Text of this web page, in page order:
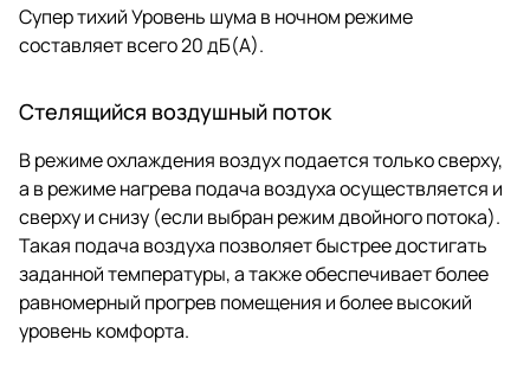
Супер тихий Уровень шума в ночном режиме
составляет всего 20 дБ(А).
Стелящийся воздушный поток
В режиме охлаждения воздух подается только сверху,
а в режиме нагрева подача воздуха осуществляется и
сверху и снизу (если выбран режим двойного потока).
Такая подача воздуха позволяет быстрее достигать
заданной температуры, а также обеспечивает более
равномерный прогрев помещения и более высокий
уровень комфорта.